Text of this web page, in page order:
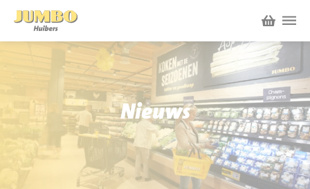
Winkels
P.W.A. Park
Bruïneplein
Nieuws
Acties
Nieuws